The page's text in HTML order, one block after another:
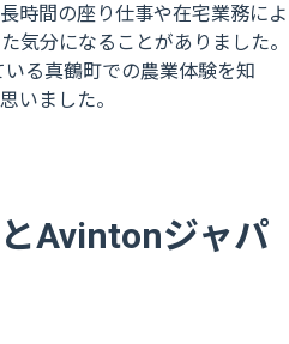
時間の座り仕事や在宅業務によ
気分になることがありました。
る真鶴町での農業体験を知
いました。
Avintonジャパ